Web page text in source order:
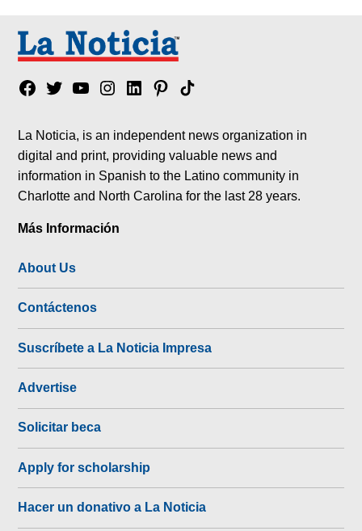
Facebook
TwitterYouTubeInstagram
LinkedinPinterest
Tik
La Noticia, is an independent news organization in
digital and print, providing valuable news and
information in Spanish to the Latino community in
Charlotte and North Carolina for the last 28 years.
Más Información
About Us
Contáctenos
Suscríbete a La Noticia Impresa
Advertise
Solicitar beca
Apply for scholarship
Hacer un donativo a La Noticia